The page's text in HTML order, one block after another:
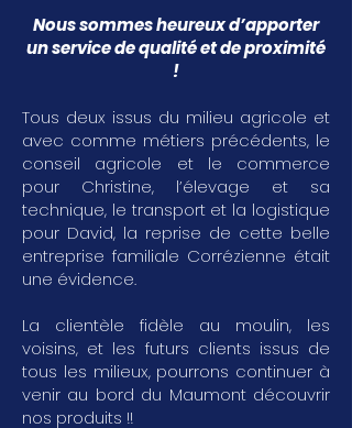
Nous sommes heureux d’apporter
un service de qualité et de proximité
!
Tous deux issus du milieu agricole et
avec comme métiers précédents, le
conseil agricole et le commerce
pour Christine, l’élevage et sa
technique, le transport et la logistique
pour David, la reprise de cette belle
entreprise familiale Corrézienne était
une évidence.
La clientèle fidèle au moulin, les
voisins, et les futurs clients issus de
tous les milieux, pourrons continuer à
venir au bord du Maumont découvrir
nos produits !!